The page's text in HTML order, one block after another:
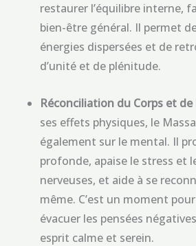
restaurer l’équilibre interne,
bien-être général. Il permet
énergies dispersées et de
d’unité et de plénitude.
Réconciliation du Corps et de
ses effets physiques, le
également sur le mental. Il
profonde, apaise le stress et
nerveuses, et aide à se
même. C’est un moment
évacuer les pensées
esprit calme et serein.